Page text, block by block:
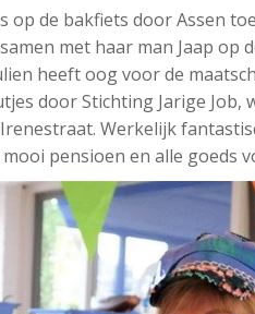
op de bakfiets door Assen
met haar man Jaap op
heeft oog voor de
door Stichting Jarige
Werkelijk
pensioen en alle goeds